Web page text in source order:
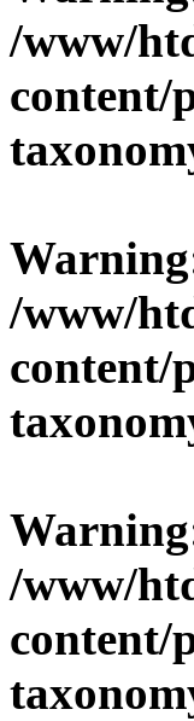
/www/
content/
Warning
/www/
content/
Warning
/www/
content/